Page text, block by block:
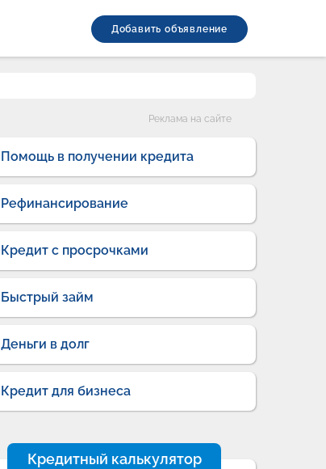
Добавить объявление
Реклама на сайте
Помощь в получении кредита
Рефинансирование
Кредит с просрочками
Быстрый займ
Деньги в долг
Кредит для бизнеса
Кредитный калькулятор